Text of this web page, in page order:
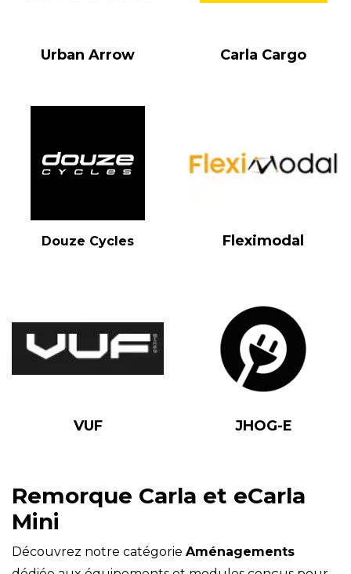
Urban Arrow Carla Cargo
Douze Cycles Fleximodal
VUF JHOG-E
Remorque Carla et eCarla
Mini
Découvrez notre catégorie Aménagements